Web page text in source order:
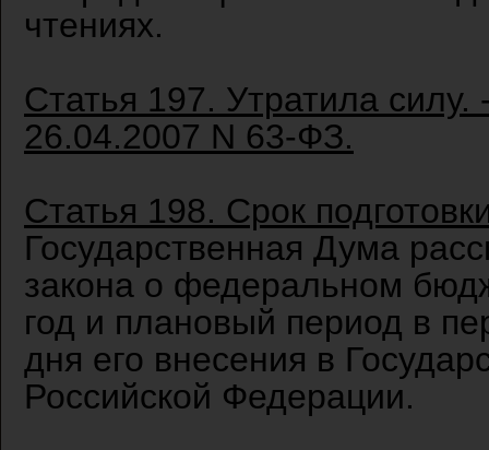
чтениях.
Статья 197. Утратила
26.04.2007 N 63-ФЗ.
Статья 198. Срок
Государственная Дума
закона о федеральном
год и плановый период в
дня его внесения в
Российской Федерации.